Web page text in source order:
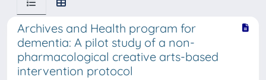
Archives and Health program for
dementia: A pilot study of a non-
pharmacological creative arts-based
intervention protocol